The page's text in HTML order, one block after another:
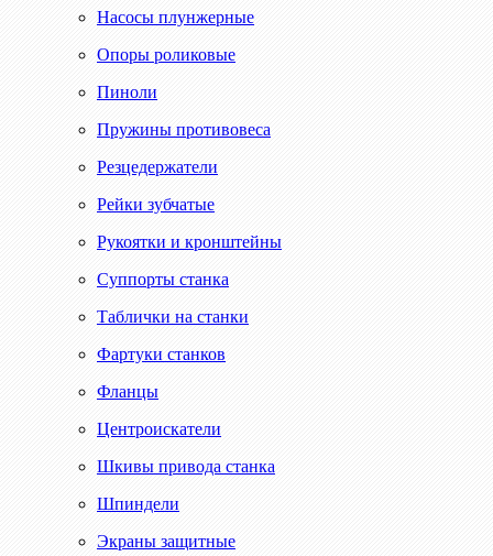
Насосы плунжерные
Опоры роликовые
Пиноли
Пружины противовеса
Резцедержатели
Рейки зубчатые
Рукоятки и кронштейны
Суппорты станка
Таблички на станки
Фартуки станков
Фланцы
Центроискатели
Шкивы привода станка
Шпиндели
Экраны защитные